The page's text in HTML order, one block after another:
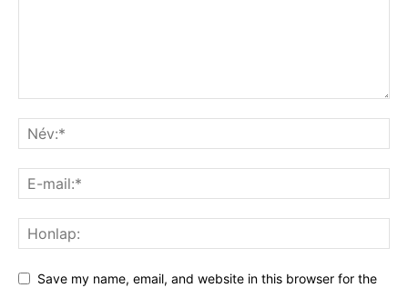
Save my name, email, and website in this browser for the